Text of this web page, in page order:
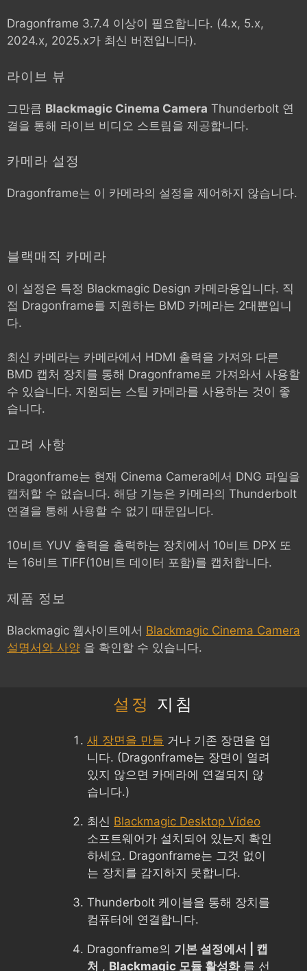
Dragonframe 3.7.4 이상이 필요합니다. (4.x, 5.x,
2024.x, 2025.x가 최신 버전입니다).
라이브 뷰
그만큼 Blackmagic Cinema Camera Thunderbolt 연
결을 통해 라이브 비디오 스트림을 제공합니다.
카메라 설정
Dragonframe는 이 카메라의 설정을 제어하지 않습니다.
블랙매직 카메라
이 설정은 특정 Blackmagic Design 카메라용입니다. 직
접 Dragonframe를 지원하는 BMD 카메라는 2대뿐입니
다.
최신 카메라는 카메라에서 HDMI 출력을 가져와 다른
BMD 캡처 장치를 통해 Dragonframe로 가져와서 사용할
수 있습니다. 지원되는 스틸 카메라를 사용하는 것이 좋
습니다.
고려 사항
Dragonframe는 현재 Cinema Camera에서 DNG 파일을
캡처할 수 없습니다. 해당 기능은 카메라의 Thunderbolt
연결을 통해 사용할 수 없기 때문입니다.
10비트 YUV 출력을 출력하는 장치에서 10비트 DPX 또
는 16비트 TIFF(10비트 데이터 포함)를 캡처합니다.
제품 정보
Blackmagic 웹사이트에서 Blackmagic Cinema Camera
설명서와 사양 을 확인할 수 있습니다.
설정 지침
새 장면을 만들 거나 기존 장면을 엽
니다. (Dragonframe는 장면이 열려
있지 않으면 카메라에 연결되지 않
습니다.)
최신 Blackmagic Desktop Video
소프트웨어가 설치되어 있는지 확인
하세요. Dragonframe는 그것 없이
는 장치를 감지하지 못합니다.
Thunderbolt 케이블을 통해 장치를
컴퓨터에 연결합니다.
Dragonframe의 기본 설정에서 | 캡
처 , Blackmagic 모듈 활성화를 선